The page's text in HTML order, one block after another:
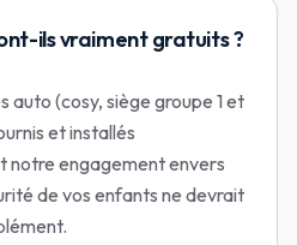
ils vraiment gratuits ?
auto (cosy, siège groupe 1 et
et installés
notre engagement envers
de vos enfants ne devrait